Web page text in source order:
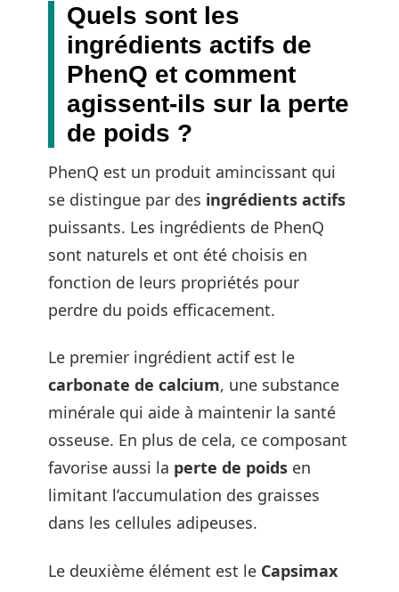
Quels sont les
ingrédients actifs de
PhenQ et comment
agissent-ils sur la perte
de poids ?
PhenQ est un produit amincissant qui
se distingue par des ingrédients actifs
puissants. Les ingrédients de PhenQ
sont naturels et ont été choisis en
fonction de leurs propriétés pour
perdre du poids efficacement.
Le premier ingrédient actif est le
carbonate de calcium, une substance
minérale qui aide à maintenir la santé
osseuse. En plus de cela, ce composant
favorise aussi la perte de poids en
limitant l’accumulation des graisses
dans les cellules adipeuses.
Le deuxième élément est le Capsimax